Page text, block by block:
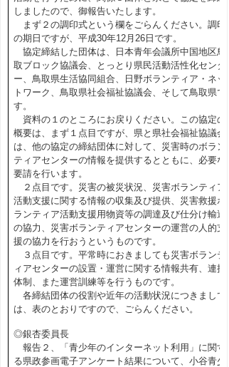
しましたので、御報告いたします。
まず２の調印式という欄をごらんください。調印
の期日ですが、平成30年12月26日です。
協定締結した団体は、日本青年会議所中国地区鳥
取ブロック協議会、とっとり県民活動活性化センタ
ー、鳥取県生活協同組合、日野ボランティア・ネッ
トワーク、鳥取県社会福祉協議会、そして鳥取県で
す。
資料の１のところにお戻りください。この協定の
概要は、まず１点目ですが、県と県社会福祉協議会
は、他の協定の締結団体に対して、災害時のボラン
ティアセンターの情報を提供するとともに、必要な
要請を行います。
２点目です。災害の被災状況、災害ボランティア
活動支援に関する情報の収集及び提供、災害救援ボ
ランティア活動支援用物資等の調達及び仕分け輸送
の協力、災害ボランティアセンターの運営の人的支
援の協力を行おうというものです。
３点目です。平常時におきましても災害ボランテ
ィアセンターの設置・運営に関する情報共有、連携
体制、また運営訓練等を行うものです。
各締結団体の役割や近年の活動状況につきまして
は、表のとおりですので、ごらんください。
◎銀杏委員長
報告２、「青少年のインターネット利用」に関す
る県政参画電子アンケート結果について、小谷青少